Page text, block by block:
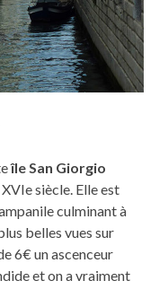
île San Giorgio
siècle. Elle est
culminant à
belles vues sur
6€ un ascenceur
et on a vraiment